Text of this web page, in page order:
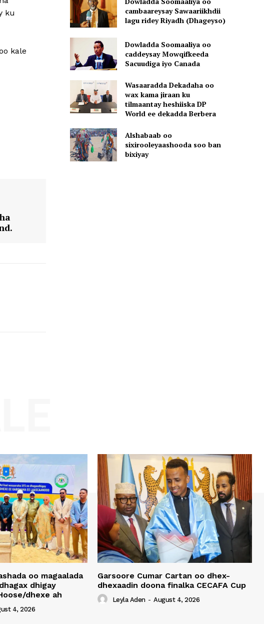
ku
kale
cambaareysay Sawaariikhdii
lagu ridey Riyadh (Dhageyso)
Dowladda Soomaaliya oo
caddeysay Mowqifkeeda
Sacuudiga iyo Canada
Wasaaradda Dekadaha oo
wax kama jiraan ku
tilmaantay heshiiska DP
World ee dekadda Berbera
Alshabaab oo
sixirooleyaashooda soo ban
bixiyay
oo magaalada
dhigay
dhexe ah
4, 2026
Garsoore Cumar Cartan oo dhex-
dhexaadin doona finalka CECAFA Cup
Leyla Aden - August 4, 2026